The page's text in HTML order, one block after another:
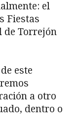
el
Fiestas
de Torrejón
este
a otro
dentro o